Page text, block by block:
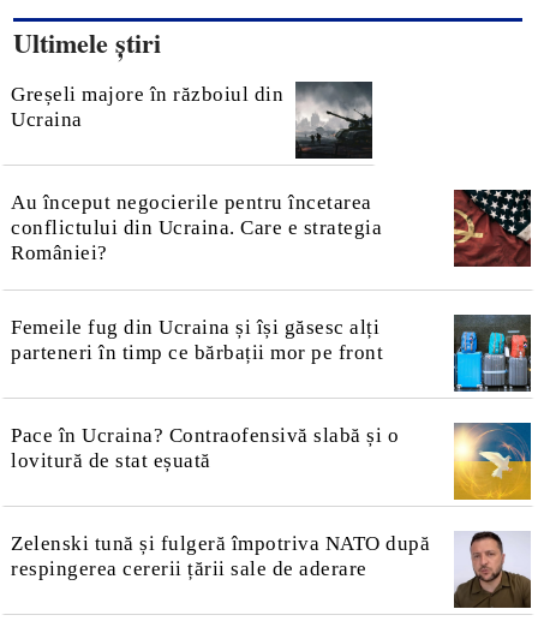
Ultimele știri
Greșeli majore în războiul din
Ucraina
Au început negocierile pentru încetarea
conflictului din Ucraina. Care e strategia
României?
Femeile fug din Ucraina și își găsesc alți
parteneri în timp ce bărbații mor pe front
Pace în Ucraina? Contraofensivă slabă și o
lovitură de stat eșuată
Zelenski tună și fulgeră împotriva NATO după
respingerea cererii țării sale de aderare